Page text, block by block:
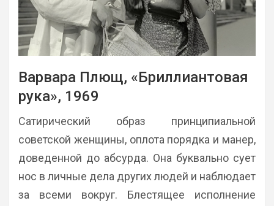
Варвара Плющ, «Бриллиантовая
рука», 1969
Сатирический образ принципиальной
советской женщины, оплота порядка и манер,
доведенной до абсурда. Она буквально сует
нос в личные дела других людей и наблюдает
за всеми вокруг. Блестящее исполнение